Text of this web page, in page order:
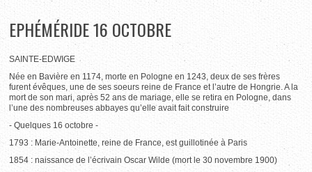
EPHÉMÉRIDE 16 OCTOBRE
SAINTE-EDWIGE
Née en Bavière en 1174, morte en Pologne en 1243, deux de ses frères
furent évêques, une de ses soeurs reine de France et l’autre de Hongrie. A la
mort de son mari, après 52 ans de mariage, elle se retira en Pologne, dans
l’une des nombreuses abbayes qu’elle avait fait construire
- Quelques 16 octobre -
1793 : Marie-Antoinette, reine de France, est guillotinée à Paris
1854 : naissance de l’écrivain Oscar Wilde (mort le 30 novembre 1900)